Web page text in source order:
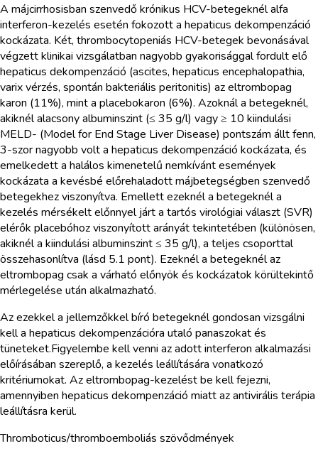
A májcirrhosisban szenvedő krónikus HCV-betegeknél alfa
interferon-kezelés esetén fokozott a hepaticus dekompenzáció
kockázata. Két, thrombocytopeniás HCV-betegek bevonásával
végzett klinikai vizsgálatban nagyobb gyakorisággal fordult elő
hepaticus dekompenzáció (ascites, hepaticus encephalopathia,
varix vérzés, spontán bakteriális peritonitis) az eltrombopag
karon (11%), mint a placebokaron (6%). Azoknál a betegeknél,
akiknél alacsony albuminszint (≤ 35 g/l) vagy ≥ 10 kiindulási
MELD- (Model for End Stage Liver Disease) pontszám állt fenn,
3-szor nagyobb volt a hepaticus dekompenzáció kockázata, és
emelkedett a halálos kimenetelű nemkívánt események
kockázata a kevésbé előrehaladott májbetegségben szenvedő
betegekhez viszonyítva. Emellett ezeknél a betegeknél a
kezelés mérsékelt előnnyel járt a tartós virológiai választ (SVR)
elérők placebóhoz viszonyított arányát tekintetében (különösen,
akiknél a kiindulási albuminszint ≤ 35 g/l), a teljes csoporttal
összehasonlítva (lásd 5.1 pont). Ezeknél a betegeknél az
eltrombopag csak a várható előnyök és kockázatok körültekintő
mérlegelése után alkalmazható.
Az ezekkel a jellemzőkkel bíró betegeknél gondosan vizsgálni
kell a hepaticus dekompenzációra utaló panaszokat és
tüneteket.Figyelembe kell venni az adott interferon alkalmazási
előírásában szereplő, a kezelés leállítására vonatkozó
kritériumokat. Az eltrombopag-kezelést be kell fejezni,
amennyiben hepaticus dekompenzáció miatt az antivirális terápia
leállításra kerül.
Thromboticus/thromboemboliás szövődmények